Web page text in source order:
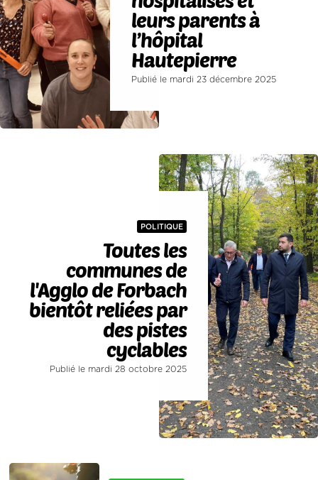
leurs parents à
l’hôpital
Hautepierre
Publié le mardi 23 décembre 2025
POLITIQUE
Toutes les
communes de
l'Agglo de Forbach
bientôt reliées par
des pistes
cyclables
Publié le mardi 28 octobre 2025